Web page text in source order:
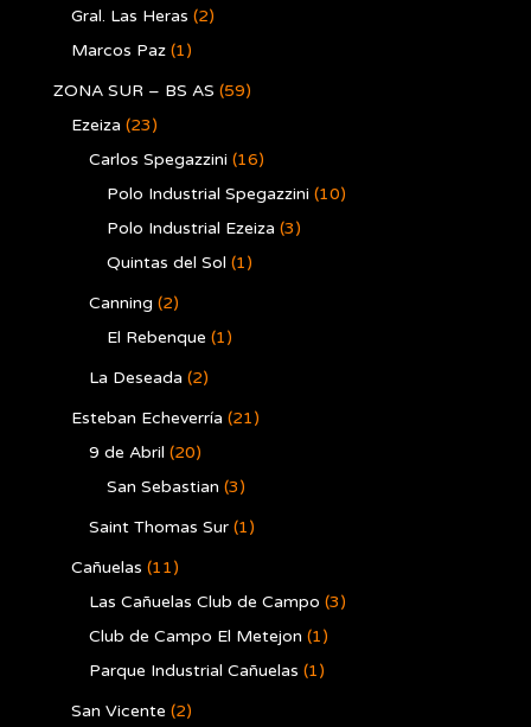
Gral. Las Heras (2)
Marcos Paz (1)
ZONA SUR – BS AS (59)
Ezeiza (23)
Carlos Spegazzini (16)
Polo Industrial Spegazzini (10)
Polo Industrial Ezeiza (3)
Quintas del Sol (1)
Canning (2)
El Rebenque (1)
La Deseada (2)
Esteban Echeverría (21)
9 de Abril (20)
San Sebastian (3)
Saint Thomas Sur (1)
Cañuelas (11)
Las Cañuelas Club de Campo (3)
Club de Campo El Metejon (1)
Parque Industrial Cañuelas (1)
San Vicente (2)